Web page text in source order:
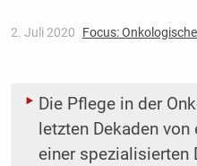
2. Juli 2020 Focus:
Die Pflege in der
letzten Dekaden
einer